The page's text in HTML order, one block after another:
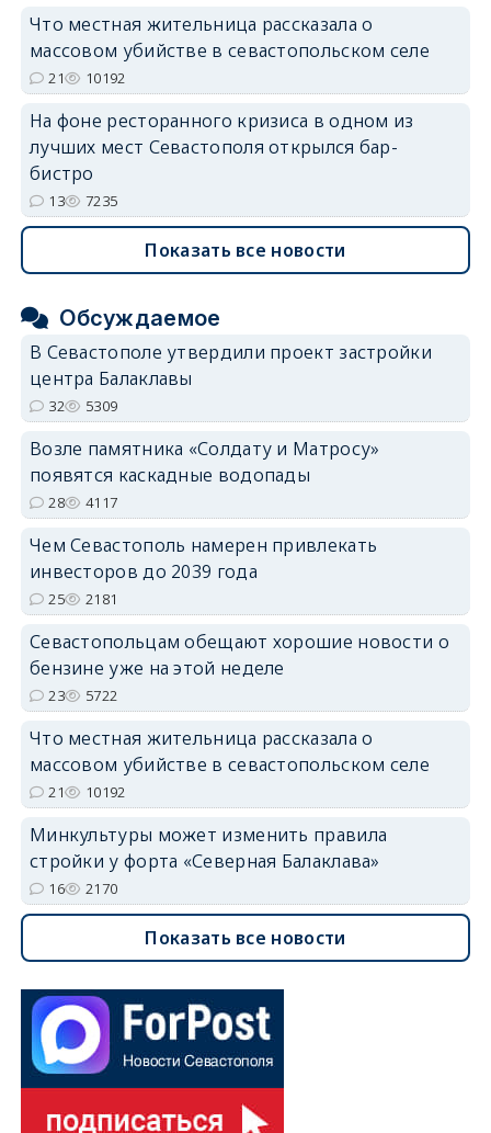
Что местная жительница рассказала о
массовом убийстве в севастопольском селе
21 10192
На фоне ресторанного кризиса в одном из
лучших мест Севастополя открылся бар-
бистро
13 7235
Показать все новости
Обсуждаемое
В Севастополе утвердили проект застройки
центра Балаклавы
32 5309
Возле памятника «Солдату и Матросу»
появятся каскадные водопады
28 4117
Чем Севастополь намерен привлекать
инвесторов до 2039 года
25 2181
Севастопольцам обещают хорошие новости о
бензине уже на этой неделе
23 5722
Что местная жительница рассказала о
массовом убийстве в севастопольском селе
21 10192
Минкультуры может изменить правила
стройки у форта «Северная Балаклава»
16 2170
Показать все новости